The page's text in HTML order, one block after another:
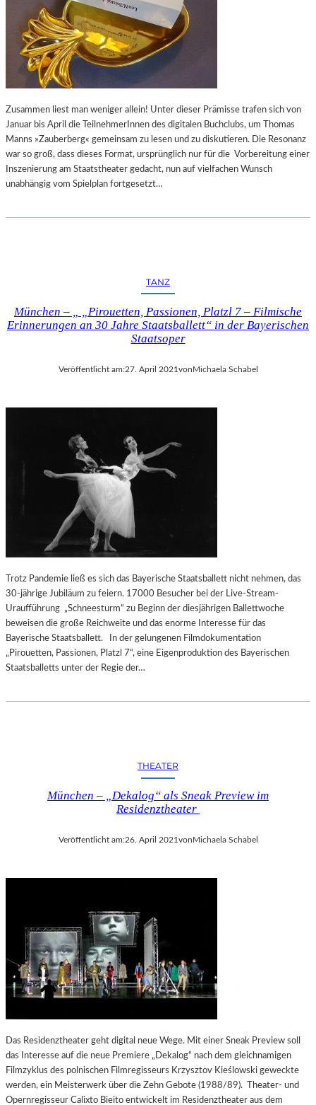
Zusammen liest man weniger allein! Unter dieser Prämisse trafen sich von
Januar bis April die TeilnehmerInnen des digitalen Buchclubs, um Thomas
Manns »Zauberberg« gemeinsam zu lesen und zu diskutieren. Die Resonanz
war so groß, dass dieses Format, ursprünglich nur für die Vorbereitung einer
Inszenierung am Staatstheater gedacht, nun auf vielfachen Wunsch
unabhängig vom Spielplan fortgesetzt…
TANZ
München – „ „Pirouetten, Passionen, Platzl 7 – Filmische
Erinnerungen an 30 Jahre Staatsballett“ in der Bayerischen
Staatsoper
Veröffentlicht am:27. April 2021vonMichaela Schabel
Trotz Pandemie ließ es sich das Bayerische Staatsballett nicht nehmen, das
30-jährige Jubiläum zu feiern. 17000 Besucher bei der Live-Stream-
Uraufführung „Schneesturm“ zu Beginn der diesjährigen Ballettwoche
beweisen die große Reichweite und das enorme Interesse für das
Bayerische Staatsballett. In der gelungenen Filmdokumentation
„Pirouetten, Passionen, Platzl 7“, eine Eigenproduktion des Bayerischen
Staatsballetts unter der Regie der…
THEATER
München – „Dekalog“ als Sneak Preview im
Residenztheater
Veröffentlicht am:26. April 2021vonMichaela Schabel
Das Residenztheater geht digital neue Wege. Mit einer Sneak Preview soll
das Interesse auf die neue Premiere „Dekalog“ nach dem gleichnamigen
Filmzyklus des polnischen Filmregisseurs Krzysztov Kieślowski geweckte
werden, ein Meisterwerk über die Zehn Gebote (1988/89). Theater- und
Opernregisseur Calixto Bieito entwickelt im Residenztheater aus dem